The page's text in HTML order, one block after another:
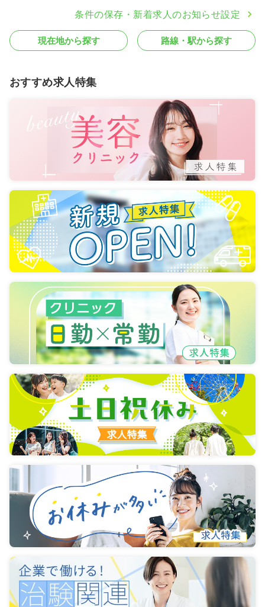
条件の保存・新着求人のお知らせ設定
現在地から探す 路線・駅から探す
おすすめ求人特集